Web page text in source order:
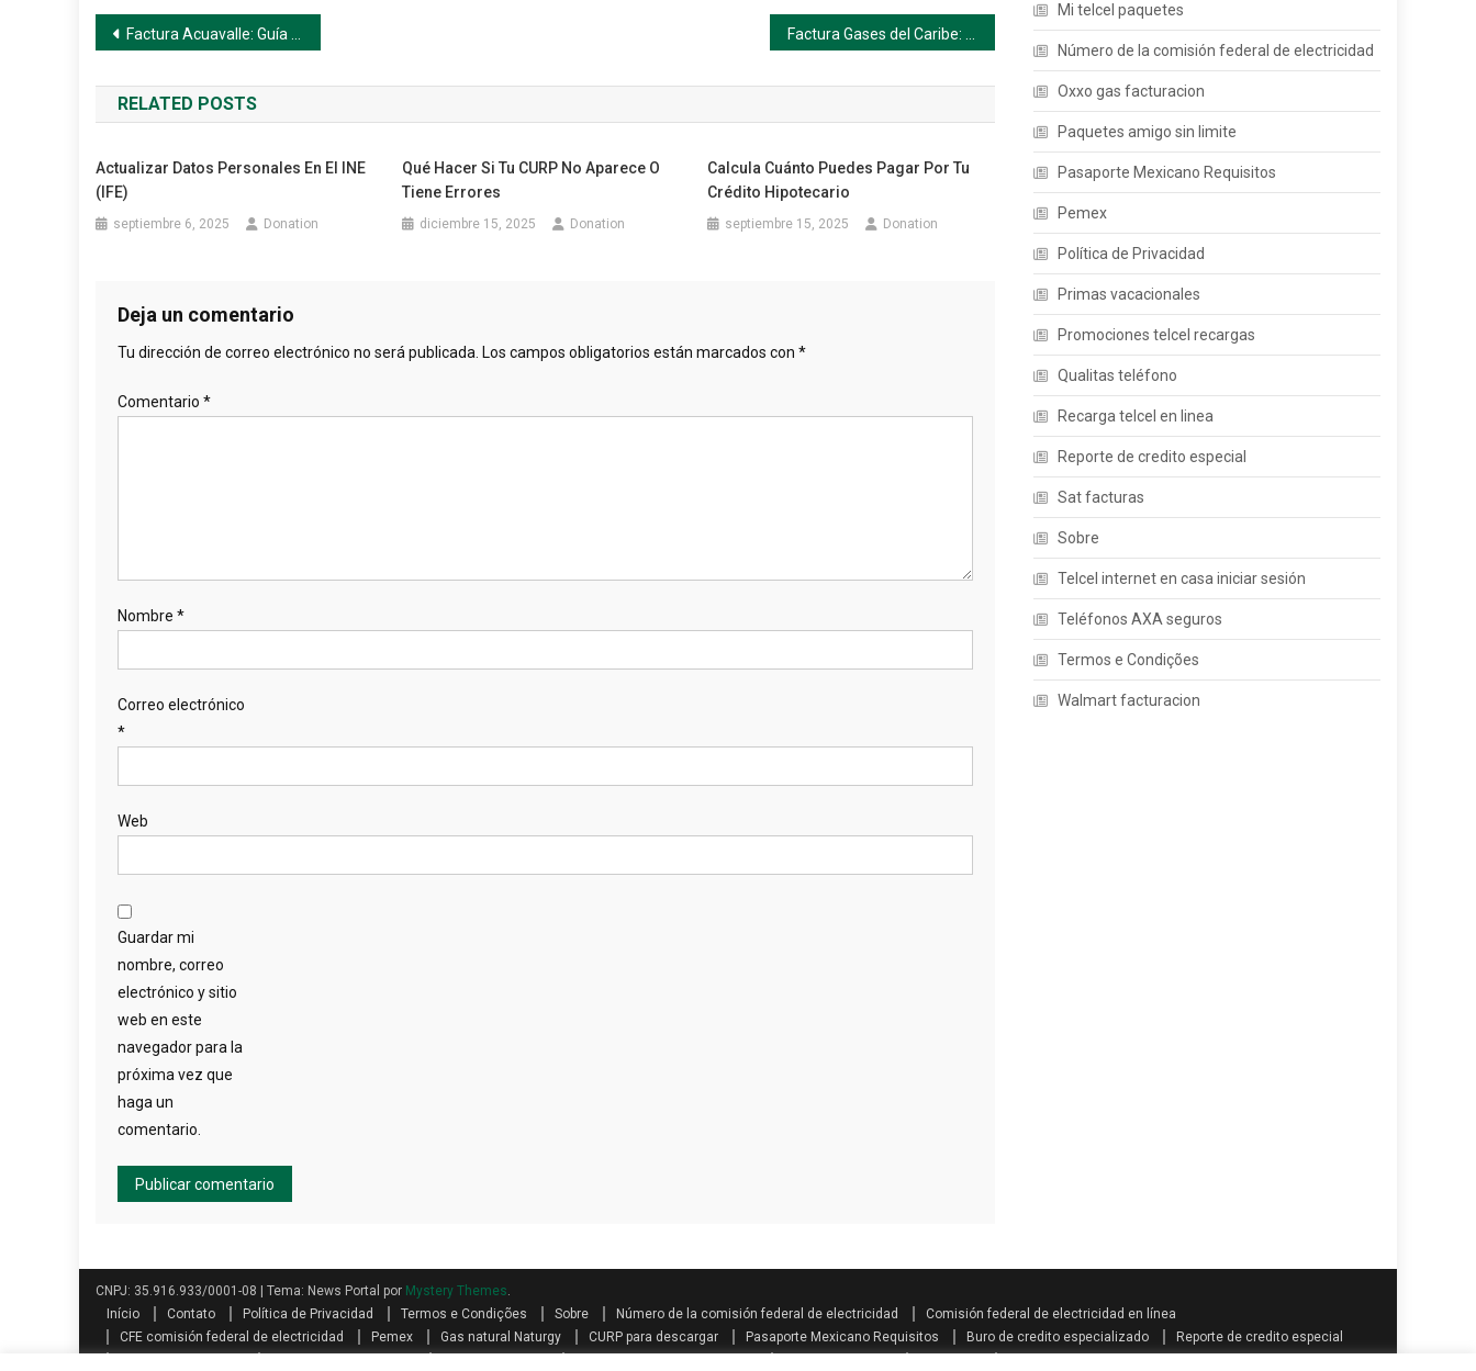
Navegación
de
entradas
Factura Acuavalle: Guía completa para consultar, descargar y pagar tu factura de agua
RELATED POSTS
Actualizar Datos Personales En El INE
(IFE)
septiembre 6, 2025 Donation
Qué Hacer Si Tu CURP No Aparece O
Tiene Errores
diciembre 15, 2025 Donation
Calcula Cuánto Puedes Pagar Por Tu
Crédito Hipotecario
septiembre 15, 2025 Donation
Deja un comentario
Tu dirección de correo electrónico no será publicada. Los campos obligatorios están marcados con *
Comentario *
Nombre *
Correo electrónico
*
Web
Guardar mi
nombre, correo
electrónico y sitio
web en este
navegador para la
próxima vez que
haga un
comentario.
Mi telcel paquetes
Número de la comisión federal de electricidad
Oxxo gas facturacion
Paquetes amigo sin limite
Pasaporte Mexicano Requisitos
Pemex
Política de Privacidad
Primas vacacionales
Promociones telcel recargas
Qualitas teléfono
Recarga telcel en linea
Reporte de credito especial
Sat facturas
Sobre
Telcel internet en casa iniciar sesión
Teléfonos AXA seguros
Termos e Condições
Walmart facturacion
CNPJ: 35.916.933/0001-08 Tema: News Portal por Mystery Themes.
Início
Contato Política de Privacidad Termos e Condições Sobre Número de la comisión federal de electricidad
Comisión federal de electricidad en línea
CFE comisión federal de electricidad
Pemex Gas natural Naturgy CURP para descargar Pasaporte Mexicano Requisitos Buro de credito especializado
Reporte de credito especial